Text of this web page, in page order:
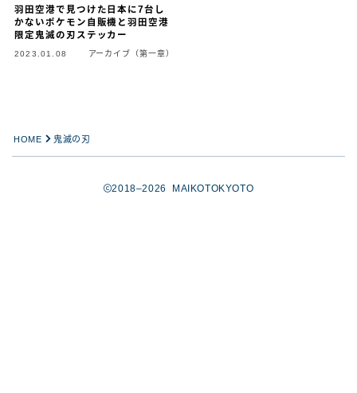
羽田空港で見つけた日本に7台し
かないポケモン自販機と羽田空港
限定鬼滅の刃ステッカー
2023.01.08 アーカイブ（第一章）
HOME 鬼滅の刃
2018–2026 MAIKOTOKYOTO